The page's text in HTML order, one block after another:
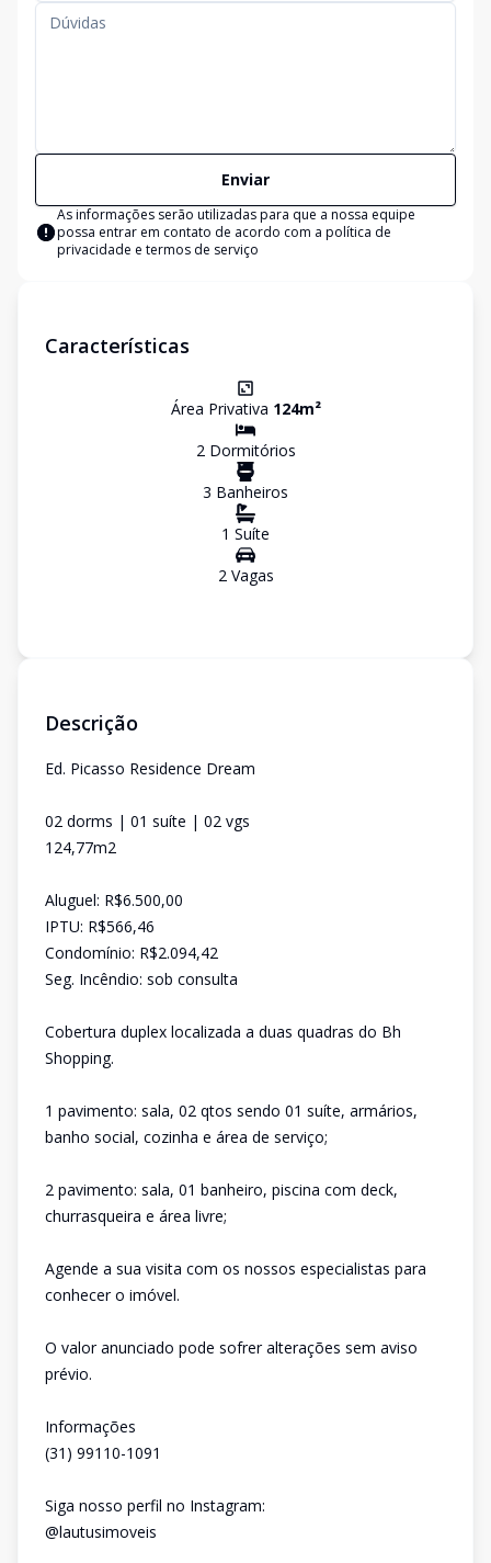
Enviar
As informações serão utilizadas para que a nossa equipe
possa entrar em contato de acordo com a política de
privacidade e termos de serviço
Características
Área Privativa 124m²
2Dormitórios
3 Banheiros
1 Suíte
2Vagas
Descrição
Ed. Picasso Residence Dream
02 dorms | 01 suíte | 02 vgs
124,77m2
Aluguel: R$6.500,00
IPTU: R$566,46
Condomínio: R$2.094,42
Seg. Incêndio: sob consulta
Cobertura duplex localizada a duas quadras do Bh
Shopping.
1 pavimento: sala, 02 qtos sendo 01 suíte, armários,
banho social, cozinha e área de serviço;
2 pavimento: sala, 01 banheiro, piscina com deck,
churrasqueira e área livre;
Agende a sua visita com os nossos especialistas para
conhecer o imóvel.
O valor anunciado pode sofrer alterações sem aviso
prévio.
Informações
(31) 99110-1091
Siga nosso perfil no Instagram:
@lautusimoveis